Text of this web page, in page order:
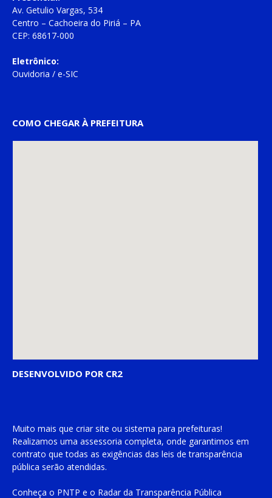
Av. Getulio Vargas, 534
Centro – Cachoeira do Piriá – PA
CEP: 68617-000
Eletrônico:
Ouvidoria / e-SIC
COMO CHEGAR À PREFEITURA
DESENVOLVIDO POR CR2
Muito mais que criar site ou sistema para prefeituras!
Realizamos uma assessoria completa, onde garantimos em
contrato que todas as exigências das leis de transparência
pública serão atendidas.
Conheça o PNTP e o Radar da Transparência Pública